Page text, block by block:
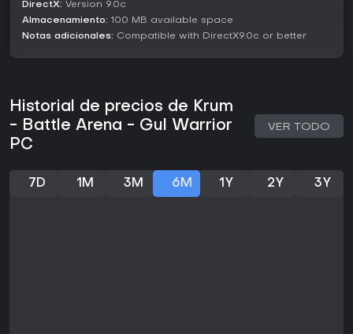
DirectX: Version 9.0c
Almacenamiento: 100 MB available space
Notas adicionales: Compatible with DirectX9.0c or better
Historial de precios de Krum
- Battle Arena - Gul Warrior
PC
VER TODO
7D 1M 3M 6M 1Y 2Y 3Y